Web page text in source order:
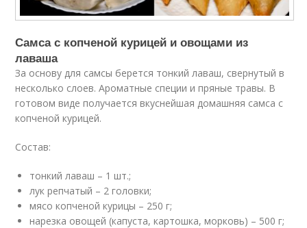
Самса с копченой курицей и овощами из
лаваша
За основу для самсы берется тонкий лаваш, свернутый в
несколько слоев. Ароматные специи и пряные травы. В
готовом виде получается вкуснейшая домашняя самса с
копченой курицей.
Состав:
тонкий лаваш – 1 шт.;
лук репчатый – 2 головки;
мясо копченой курицы – 250 г;
нарезка овощей (капуста, картошка, морковь) – 500 г;